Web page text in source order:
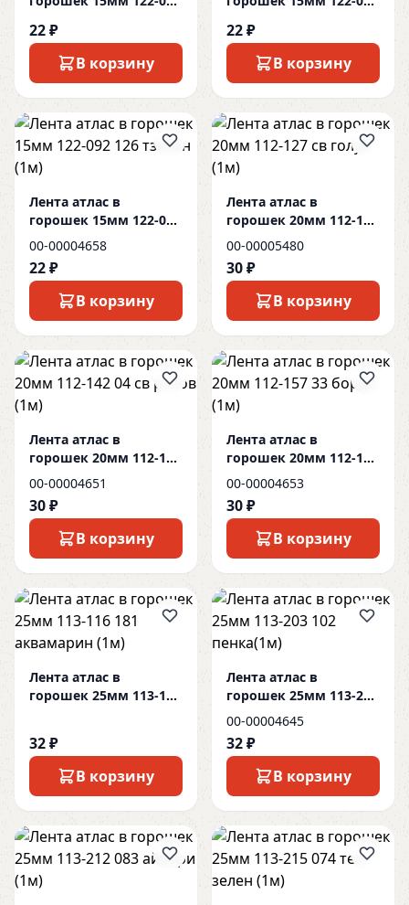
22 ₽
В корзину
22 ₽
В корзину
Лента атлас в
горошек 15мм 122-092
126 тзелен (1м)
00-00004658
22 ₽
В корзину
Лента атлас в
горошек 20мм 112-127
св голуб (1м)
00-00005480
30 ₽
В корзину
Лента атлас в
горошек 20мм 112-142
04 св розов (1м)
00-00004651
30 ₽
В корзину
Лента атлас в
горошек 20мм 112-157
33 бордо (1м)
00-00004653
30 ₽
В корзину
Лента атлас в
горошек 25мм 113-116
32 ₽
В корзину
Лента атлас в
горошек 25мм 113-203
102 пенка(1м)
00-00004645
32 ₽
В корзину